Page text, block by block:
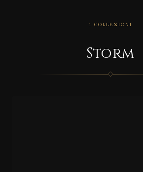
1 COLLEZIONI
Storm